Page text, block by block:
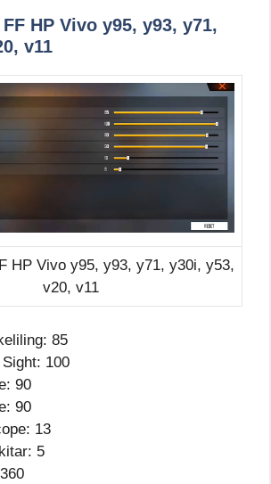
HP Vivo y95, y93, y71,
v11
HP Vivo y95, y93, y71, y30i, y53,
v20, v11
85
100
90
90
13
5